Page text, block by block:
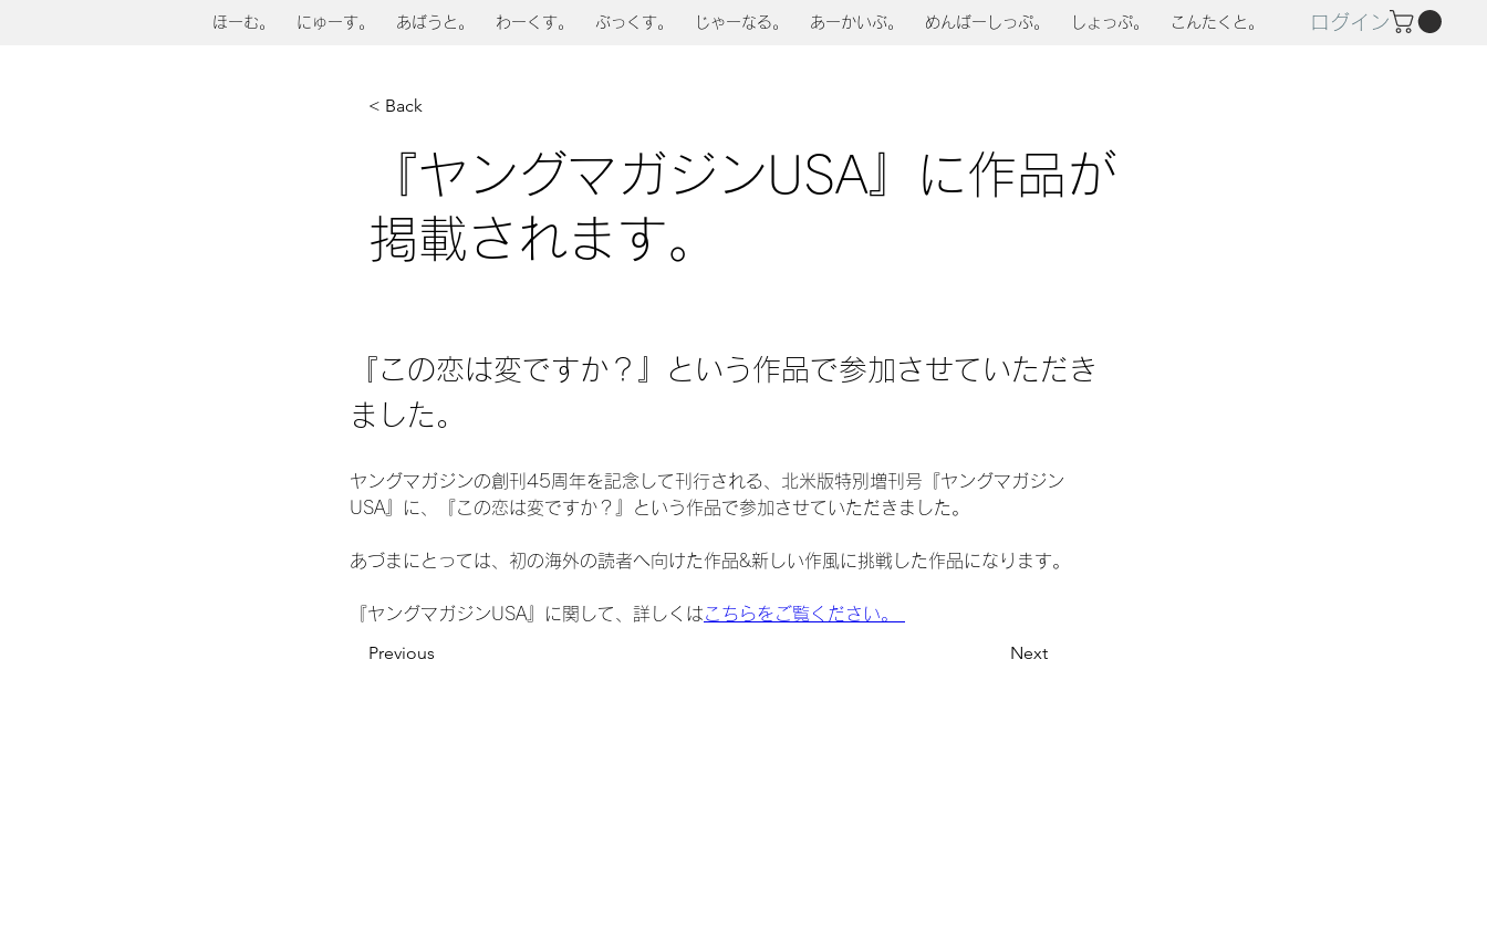
ほーむ。 にゅーす。 あばうと。 わーくす。 ぶっくす。 じゃーなる。 あーかいぶ。 めんばーしっぷ。 しょっぷ。 こんたくと。 ログイン
< Back
『ヤングマガジンUSA』に作品が
掲載されます。
『この恋は変ですか？』という作品で参加させていただき
ました。
ヤングマガジンの創刊45周年を記念して刊行される、北米版特別増刊号『ヤングマガジン
USA』に、『この恋は変ですか？』という作品で参加させていただきました。
あづまにとっては、初の海外の読者へ向けた作品&新しい作風に挑戦した作品になります。
『ヤングマガジンUSA』に関して、詳しくはこちらをご覧ください。
Previous Next